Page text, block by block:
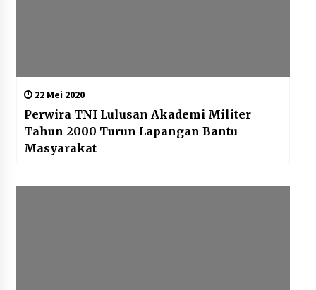
22 Mei 2020
Perwira TNI Lulusan Akademi Militer
Tahun 2000 Turun Lapangan Bantu
Masyarakat